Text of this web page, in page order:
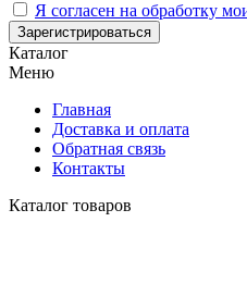
Я согласен на обработку
Зарегистрироваться
Каталог
Меню
Главная
Доставка и оплата
Обратная связь
Контакты
Каталог товаров